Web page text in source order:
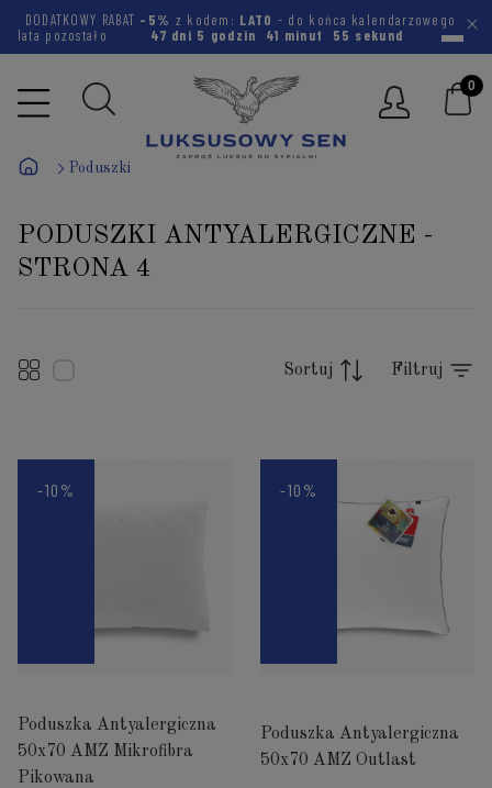
DODATKOWY RABAT -5% z kodem: LATO - do końca kalendarzowego
lata pozostało
47 dni 5 godzin 41 minut 54 sekundy
Poduszki
PODUSZKI ANTYALERGICZNE -
STRONA 4
Sortuj Filtruj
-10%
Poduszka Antyalergiczna
50x70 AMZ Mikrofibra
Pikowana
-10%
Poduszka Antyalergiczna
50x70 AMZ Outlast